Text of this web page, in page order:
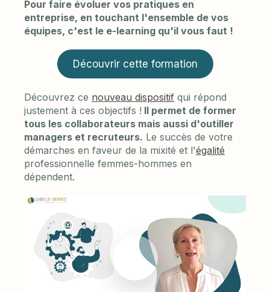
Pour faire évoluer vos pratiques en
entreprise, en touchant l'ensemble de vos
équipes, c'est le e-learning qu'il vous faut !
Découvrir cette formation
Découvrez ce nouveau dispositif qui répond
justement à ces objectifs ! Il permet de former
tous les collaborateurs mais aussi d'outiller
managers et recruteurs. Le succès de votre
démarches en faveur de la mixité et l'égalité
professionnelle femmes-hommes en
dépendent.